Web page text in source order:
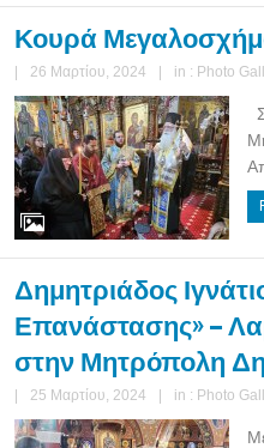
Κουρά
26 Μαρτίου, 2024 in : Photo
Δημητριάδος
Επανάστασης» –
στην Μητρόπολη
25 Μαρτίου, 2024 in : Photo